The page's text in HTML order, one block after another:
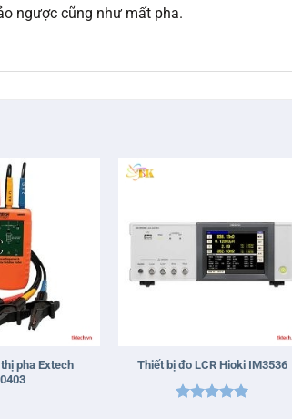
ngược cũng như mất pha.
pha Extech
Thiết bị đo LCR Hioki IM3536